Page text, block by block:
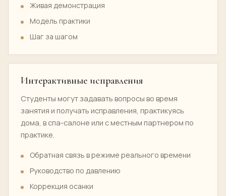
Живая демонстрация
Модель практики
Шаг за шагом
Интерактивные исправления
Студенты могут задавать вопросы во время
занятия и получать исправления, практикуясь
дома, в спа-салоне или с местным партнером по
практике.
Обратная связь в режиме реального времени
Руководство по давлению
Коррекция осанки